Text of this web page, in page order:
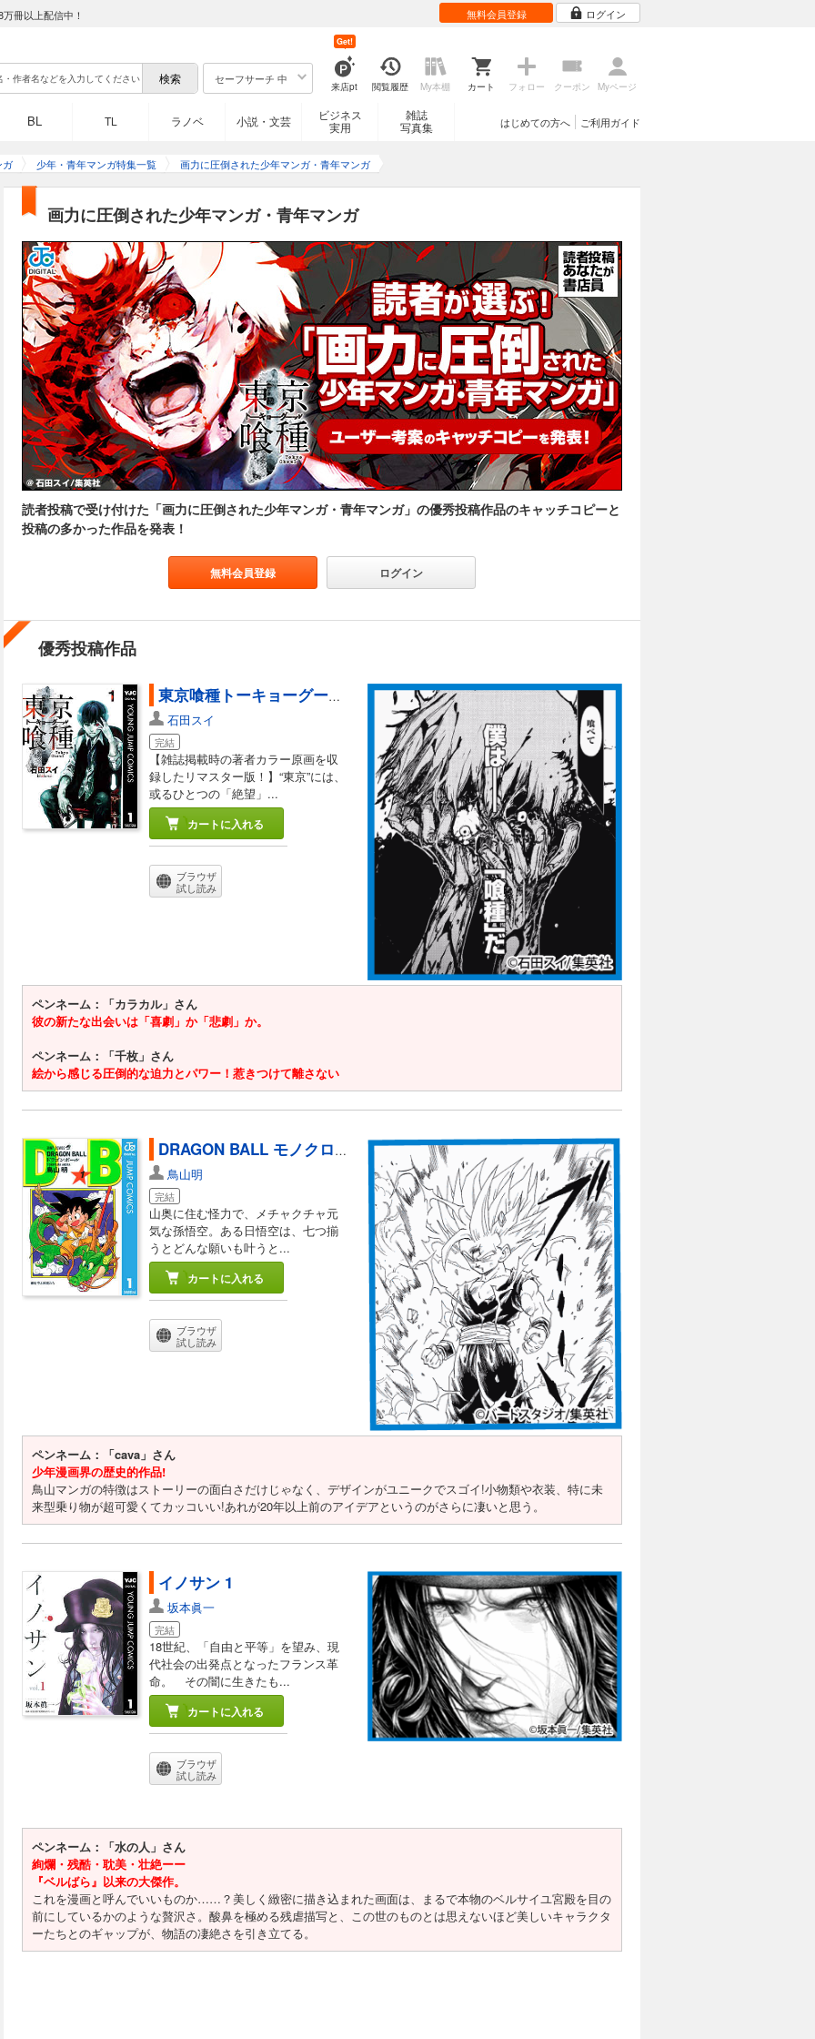
冊以上配信中！ 無料会員登録 ログイン
セーフサーチ 中
来店pt
Get!
閲覧履歴 My本棚 カート フォロー クーポン Myページ
BL TL ラノベ 小説・文芸
ビジネス
実用
雑誌
写真集
ご利用ガイド
はじめての方へ
ガ 少年・青年マンガ特集一覧 画力に圧倒された少年マンガ・青年マンガ
画力に圧倒された少年マンガ・青年マンガ
読者投稿で受け付けた「画力に圧倒された少年マンガ・青年マンガ」の優秀投稿作品のキャッチコピーと
投稿の多かった作品を発表！
無料会員登録 ログイン
優秀投稿作品
東京喰種トーキョーグール 1
石田スイ
完結
【雑誌掲載時の著者カラー原画を収
録したリマスター版！】“東京”には、
或るひとつの「絶望」...
カートに入れる
ブラウザ
試し読み
ペンネーム：「カラカル」さん
彼の新たな出会いは「喜劇」か「悲劇」か。
ペンネーム：「千枚」さん
絵から感じる圧倒的な迫力とパワー！惹きつけて離さない
DRAGON BALL モノクロ版 1
鳥山明
完結
山奥に住む怪力で、メチャクチャ元
気な孫悟空。ある日悟空は、七つ揃
うとどんな願いも叶うと...
カートに入れる
ブラウザ
試し読み
ペンネーム：「cava」さん
少年漫画界の歴史的作品!
鳥山マンガの特徴はストーリーの面白さだけじゃなく、デザインがユニークでスゴイ!小物類や衣装、特に未
来型乗り物が超可愛くてカッコいい!あれが20年以上前のアイデアというのがさらに凄いと思う。
イノサン 1
坂本眞一
完結
18世紀、「自由と平等」を望み、現
代社会の出発点となったフランス革
命。 その闇に生きたも...
カートに入れる
ブラウザ
試し読み
ペンネーム：「水の人」さん
絢爛・残酷・耽美・壮絶ーー
『ベルばら』以来の大傑作。
これを漫画と呼んでいいものか……？美しく緻密に描き込まれた画面は、まるで本物のベルサイユ宮殿を目の
前にしているかのような贅沢さ。酸鼻を極める残虐描写と、この世のものとは思えないほど美しいキャラクタ
ーたちとのギャップが、物語の凄絶さを引き立てる。